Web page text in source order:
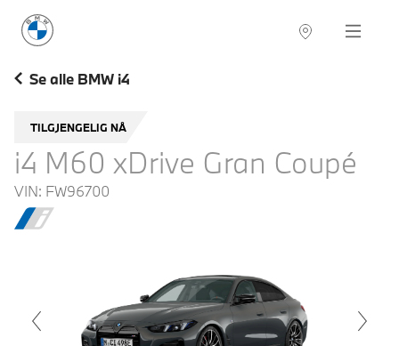
BMW Norge Navigation
Se alle BMW i4
TILGJENGELIG NÅ
i4 M60 xDrive Gran Coupé
VIN: FW96700